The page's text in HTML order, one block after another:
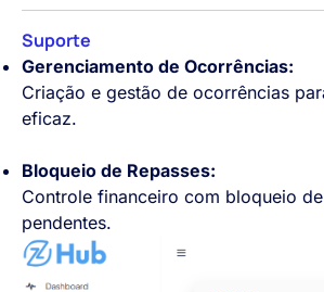
Suporte
Gerenciamento de Ocorrências:
Criação e gestão de ocorrências
eficaz.
Bloqueio de Repasses:
Controle financeiro com bloqueio
pendentes.